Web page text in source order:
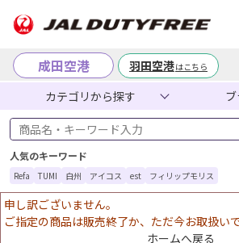
成田空港 羽田空港はこちら
カテゴリから探す
商品名・キーワード入力
人気のキーワード
Refa TUMI 白州 アイコス est フィリップモリス
申し訳ございません。
ご指定の商品は販売終了か、ただ今お取扱い
ホームへ戻る